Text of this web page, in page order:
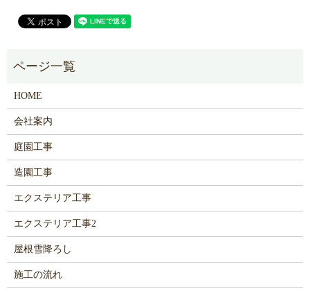
HOME
会社案内
庭園工事
造園工事
エクステリア工事
エクステリア工事2
屋根雪降ろし
施工の流れ